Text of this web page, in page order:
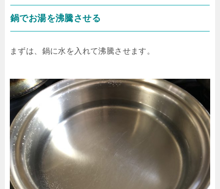
鍋でお湯を沸騰させる
まずは、鍋に水を入れて沸騰させます。